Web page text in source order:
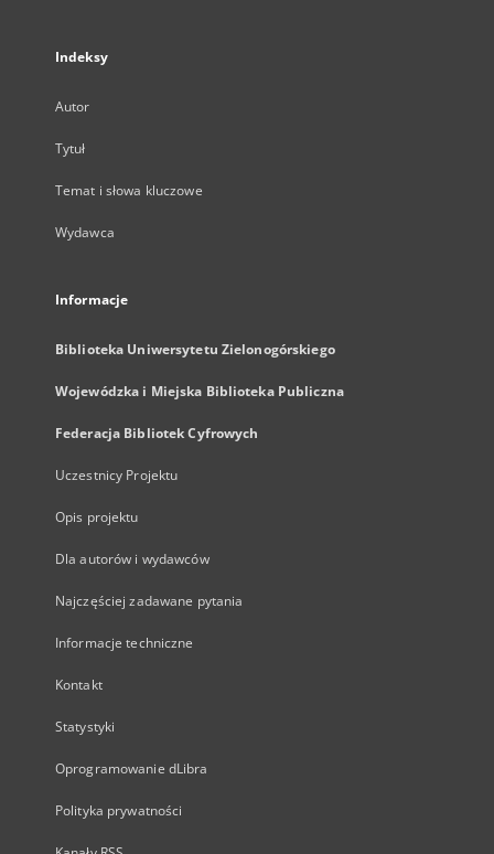
Indeksy
Autor
Tytuł
Temat i słowa kluczowe
Wydawca
Informacje
Biblioteka Uniwersytetu Zielonogórskiego
Wojewódzka i Miejska Biblioteka Publiczna
Federacja Bibliotek Cyfrowych
Uczestnicy Projektu
Opis projektu
Dla autorów i wydawców
Najczęściej zadawane pytania
Informacje techniczne
Kontakt
Statystyki
Oprogramowanie dLibra
Polityka prywatności